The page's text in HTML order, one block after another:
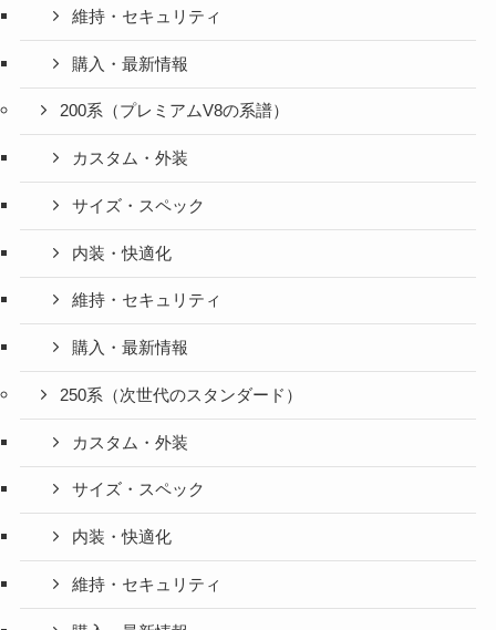
維持・セキュリティ
購入・最新情報
200系（プレミアムV8の系譜）
カスタム・外装
サイズ・スペック
内装・快適化
維持・セキュリティ
購入・最新情報
250系（次世代のスタンダード）
カスタム・外装
サイズ・スペック
内装・快適化
維持・セキュリティ